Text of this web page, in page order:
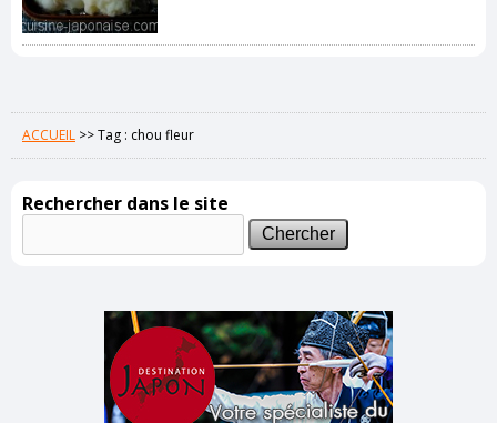
ACCUEIL >>Tag : chou fleur
Rechercher dans le site